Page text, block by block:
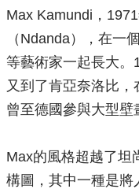
Max Kamundi，
（Ndanda），在一
等藝術家一起長大。
又到了肯亞奈洛比
曾至德國參與大型壁
Max的風格超越了坦
構圖，其中一種是將